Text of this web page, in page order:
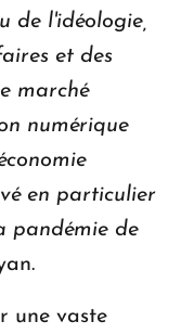
de l'idéologie,
et des
marché
numérique
en particulier
pandémie de
une vaste